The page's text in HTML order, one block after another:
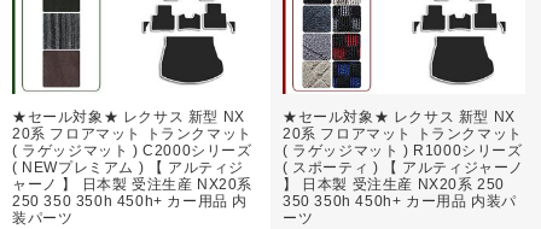
★セール対象★ レクサス 新型 NX
20系 フロアマット トランクマット
( ラゲッジマット ) C2000シリーズ
( NEWプレミアム ) 【 アルティジ
ャーノ 】 日本製 受注生産 NX20系
250 350 350h 450h+ カー用品 内
装パーツ
★セール対象★ レクサス 新型 NX
20系 フロアマット トランクマット
( ラゲッジマット ) R1000シリーズ
( スポーティ ) 【 アルティジャーノ
】 日本製 受注生産 NX20系 250
350 350h 450h+ カー用品 内装パ
ーツ